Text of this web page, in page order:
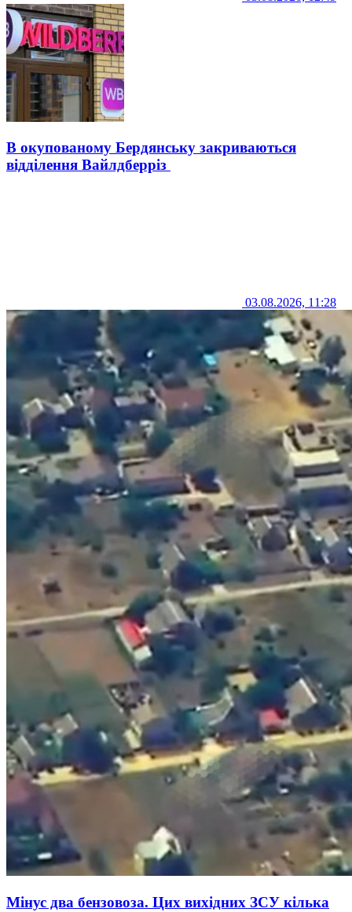
В окупованому Бердянську закриваються
відділення Вайлдберріз
03.08.2026, 11:28
Мінус два бензовоза. Цих вихідних ЗСУ кілька